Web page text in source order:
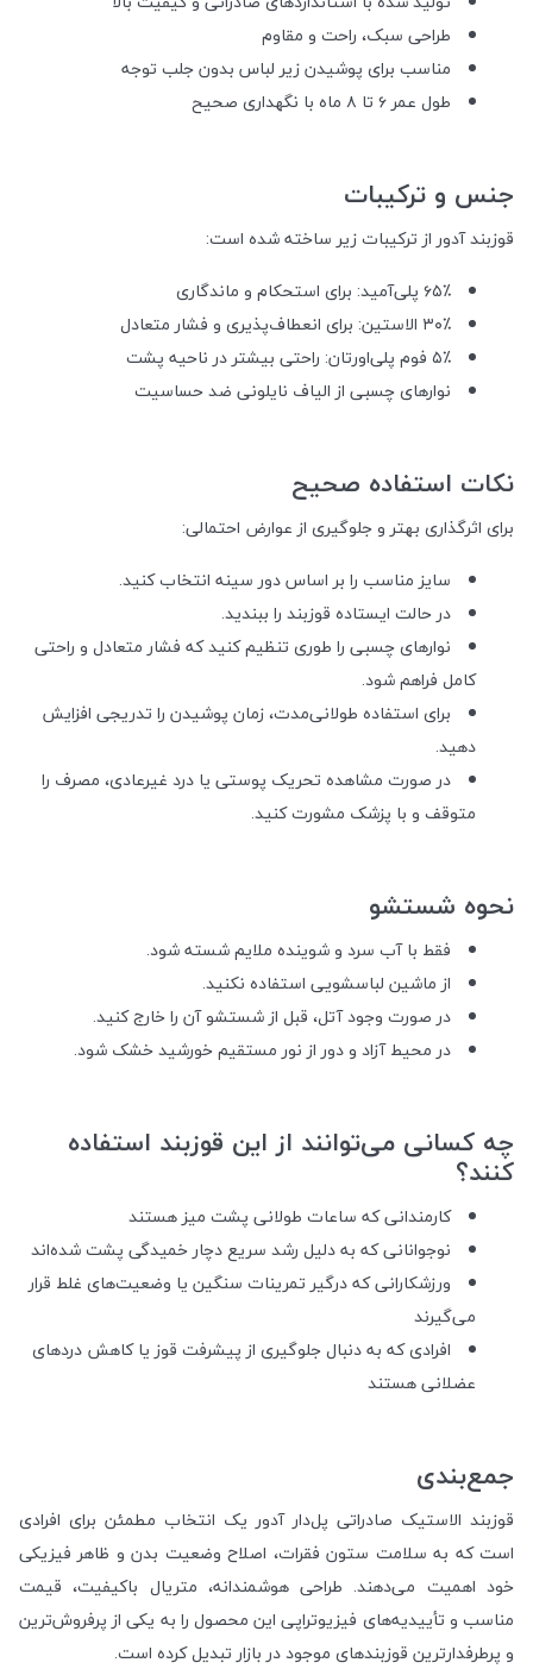
طراحی سبک، راحت و مقاوم
مناسب برای پوشیدن زیر لباس بدون جلب توجه
طول عمر ۶ تا ۸ ماه با نگهداری صحیح
جنس و ترکیبات
قوزبند آدور از ترکیبات زیر ساخته شده است:
۶۵٪ پلی‌آمید: برای استحکام و ماندگاری
۳۰٪ الاستین: برای انعطاف‌پذیری و فشار متعادل
۵٪ فوم پلی‌اورتان: راحتی بیشتر در ناحیه پشت
نوارهای چسبی از الیاف نایلونی ضد حساسیت
نکات استفاده صحیح
برای اثرگذاری بهتر و جلوگیری از عوارض احتمالی:
سایز مناسب را بر اساس دور سینه انتخاب کنید.
در حالت ایستاده قوزبند را ببندید.
نوارهای چسبی را طوری تنظیم کنید که فشار متعادل و راحتی
کامل فراهم شود.
برای استفاده طولانی‌مدت، زمان پوشیدن را تدریجی افزایش
دهید.
در صورت مشاهده تحریک پوستی یا درد غیرعادی، مصرف را
متوقف و با پزشک مشورت کنید.
نحوه شستشو
فقط با آب سرد و شوینده ملایم شسته شود.
از ماشین لباسشویی استفاده نکنید.
در صورت وجود آتل، قبل از شستشو آن را خارج کنید.
در محیط آزاد و دور از نور مستقیم خورشید خشک شود.
چه کسانی می‌توانند از این قوزبند استفاده
کنند؟
کارمندانی که ساعات طولانی پشت میز هستند
نوجوانانی که به دلیل رشد سریع دچار خمیدگی پشت شده‌اند
ورزشکارانی که درگیر تمرینات سنگین یا وضعیت‌های غلط قرار
می‌گیرند
افرادی که به دنبال جلوگیری از پیشرفت قوز یا کاهش دردهای
عضلانی هستند
جمع‌بندی
قوزبند الاستیک صادراتی پل‌دار آدور یک انتخاب مطمئن برای افرادی
است که به سلامت ستون فقرات، اصلاح وضعیت بدن و ظاهر فیزیکی
خود اهمیت می‌دهند. طراحی هوشمندانه، متریال باکیفیت، قیمت
مناسب و تأییدیه‌های فیزیوتراپی این محصول را به یکی از پرفروش‌ترین
و پرطرفدارترین قوزبندهای موجود در بازار تبدیل کرده است.